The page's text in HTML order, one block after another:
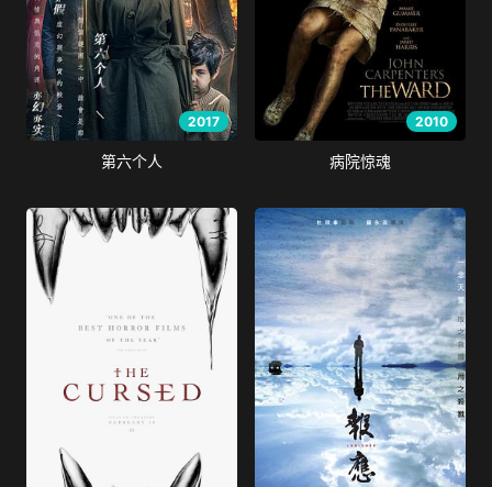
2017
第六个人
2010
病院惊魂